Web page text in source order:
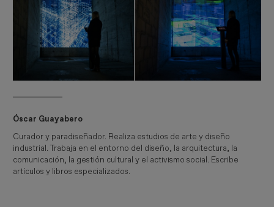
Óscar Guayabero
Curador y paradiseñador. Realiza estudios de arte y diseño
industrial. Trabaja en el entorno del diseño, la arquitectura, la
comunicación, la gestión cultural y el activismo social. Escribe
artículos y libros especializados.